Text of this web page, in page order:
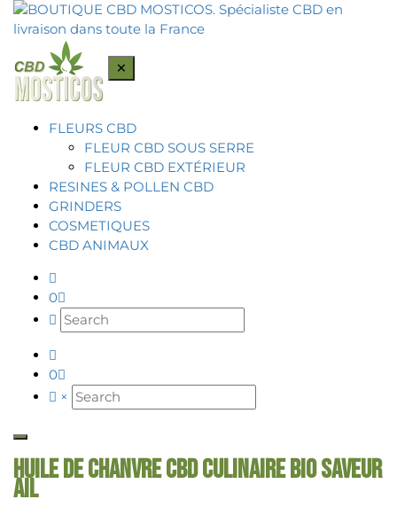
×
FLEURS CBD
FLEUR CBD SOUS SERRE
FLEUR CBD EXTÉRIEUR
RESINES & POLLEN CBD
GRINDERS
COSMETIQUES
CBD ANIMAUX
0
0
×
HUILE DE CHANVRE CBD CULINAIRE BIO SAVEUR
AIL